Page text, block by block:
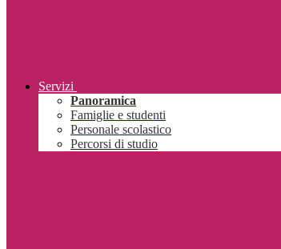
Servizi
Panoramica
Famiglie e studenti
Personale scolastico
Percorsi di studio